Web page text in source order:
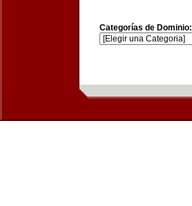
Categorías de Dominio: